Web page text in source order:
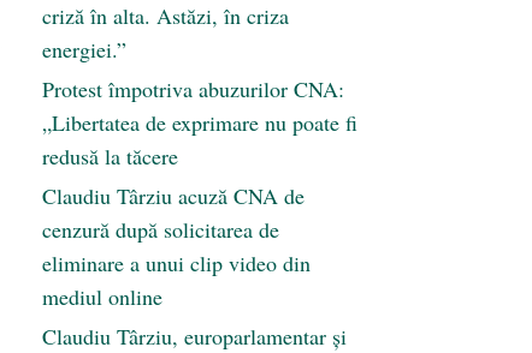
criză în alta. Astăzi, în criza
energiei.”
Protest împotriva abuzurilor CNA:
„Libertatea de exprimare nu poate fi
redusă la tăcere
Claudiu Târziu acuză CNA de
cenzură după solicitarea de
eliminare a unui clip video din
mediul online
Claudiu Târziu, europarlamentar și